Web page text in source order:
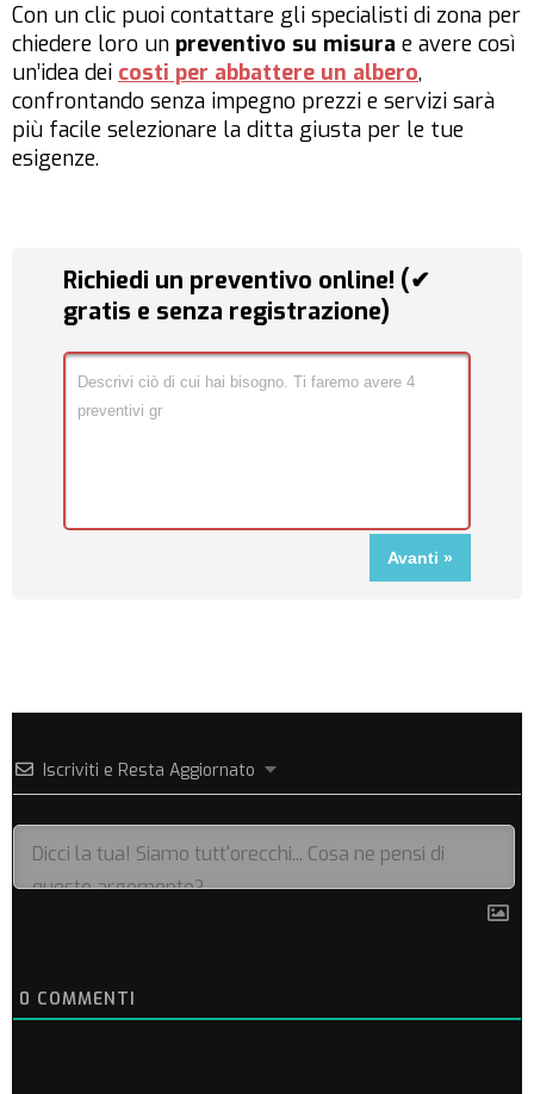
Con un clic puoi contattare gli specialisti di zona per
chiedere loro un preventivo su misura e avere così
un’idea dei costi per abbattere un albero,
confrontando senza impegno prezzi e servizi sarà
più facile selezionare la ditta giusta per le tue
esigenze.
Richiedi un preventivo online! (✔
gratis e senza registrazione)
Iscriviti e Resta Aggiornato
0 COMMENTI